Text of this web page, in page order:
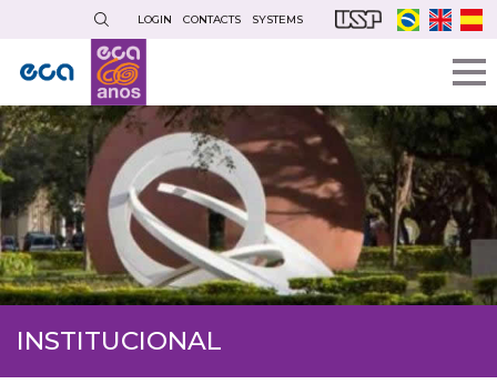
main
content
LOGIN CONTACTS SYSTEMS
INSTITUCIONAL